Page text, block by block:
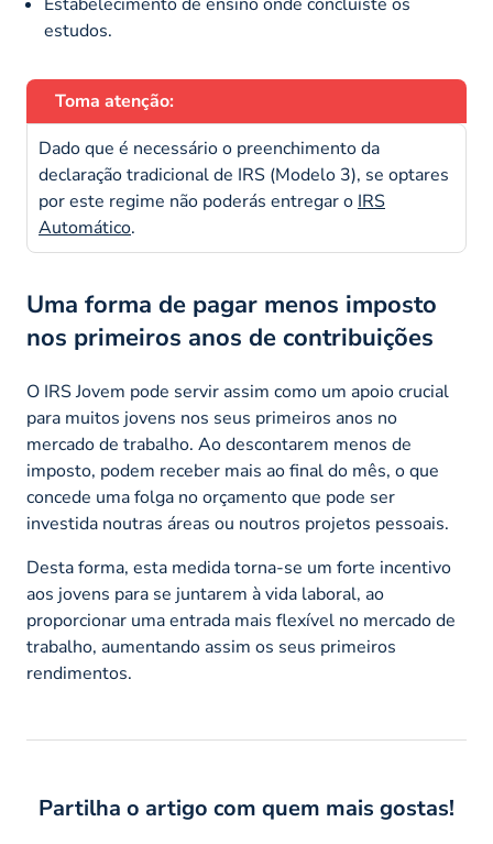
estudos.
Toma atenção:
Dado que é necessário o preenchimento da
declaração tradicional de IRS (Modelo 3), se optares
por este regime não poderás entregar o IRS
Automático.
Uma forma de pagar menos imposto
nos primeiros anos de contribuições
O IRS Jovem pode servir assim como um apoio crucial
para muitos jovens nos seus primeiros anos no
mercado de trabalho. Ao descontarem menos de
imposto, podem receber mais ao final do mês, o que
concede uma folga no orçamento que pode ser
investida noutras áreas ou noutros projetos pessoais.
Desta forma, esta medida torna-se um forte incentivo
aos jovens para se juntarem à vida laboral, ao
proporcionar uma entrada mais flexível no mercado de
trabalho, aumentando assim os seus primeiros
rendimentos.
Partilha o artigo com quem mais gostas!